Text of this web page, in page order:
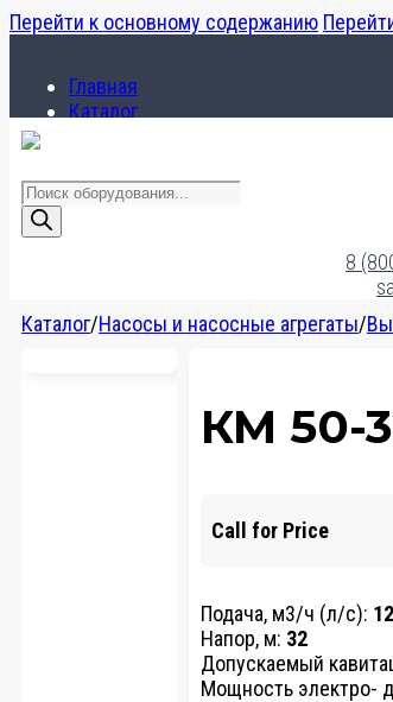
Перейти к основному содержанию
Главная
Каталог
Поиск
товаров
8
Каталог/Насосы и насосные агрегаты/
КМ 50-
Call for Price
Подача, м3/ч (л/с):
Напор, м: 32
Допускаемый
Мощность электро-